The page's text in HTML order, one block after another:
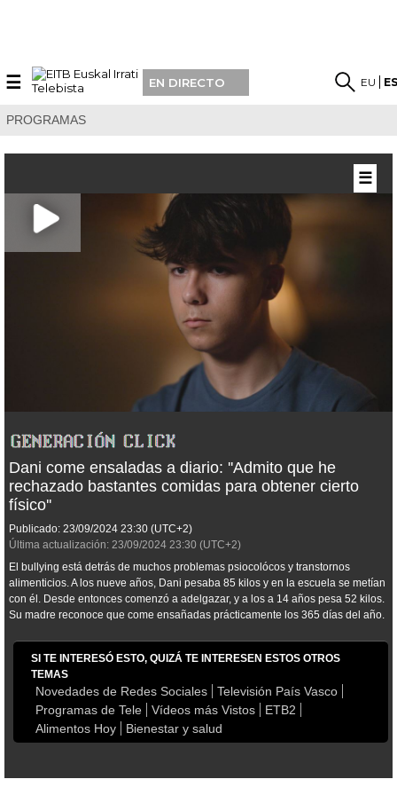
☰ EN DIRECTO EU
PROGRAMAS
Dani come ensaladas a diario: ''Admito que he
rechazado bastantes comidas para obtener cierto
físico''
Publicado: 23/09/2024 23:30 (UTC+2)
Última actualización: 23/09/2024 23:30 (UTC+2)
El bullying está detrás de muchos problemas psiocolócos y transtornos
alimenticios. A los nueve años, Dani pesaba 85 kilos y en la escuela se metían
con él. Desde entonces comenzó a adelgazar, y a los a 14 años pesa 52 kilos.
Su madre reconoce que come ensañadas prácticamente los 365 días del año.
SI TE INTERESÓ ESTO, QUIZÁ TE INTERESEN ESTOS OTROS
TEMAS
Novedades de Redes Sociales
Televisión País Vasco
Programas de Tele
Vídeos más Vistos
ETB2
Alimentos Hoy
Bienestar y salud
☰